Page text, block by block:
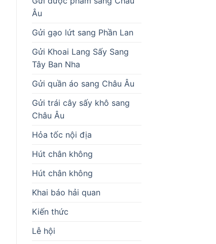
Âu
Gửi gạo lứt sang Phần Lan
Gửi Khoai Lang Sấy Sang
Tây Ban Nha
Gửi quần áo sang Châu Âu
Gửi trái cây sấy khô sang
Châu Âu
Hỏa tốc nội địa
Hút chân không
Hút chân không
Khai báo hải quan
Kiến thức
Lễ hội